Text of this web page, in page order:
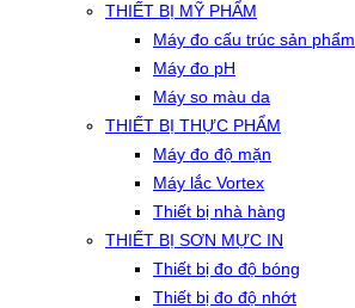
THIẾT BỊ MỸ PHẨM
Máy đo cấu trúc sản phẩm
Máy đo pH
Máy so màu da
THIẾT BỊ THỰC PHẨM
Máy đo độ mặn
Máy lắc Vortex
Thiết bị nhà hàng
THIẾT BỊ SƠN MỰC IN
Thiết bị đo độ bóng
Thiết bị đo độ nhớt